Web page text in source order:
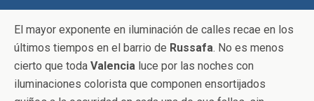
El mayor exponente en iluminación de calles recae en los
últimos tiempos en el barrio de Russafa. No es menos
cierto que toda Valencia luce por las noches con
iluminaciones colorista que componen ensortijados